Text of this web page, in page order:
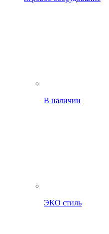
В наличии
ЭКО стиль